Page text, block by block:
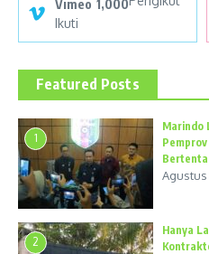
Vimeo 1,000
Ikuti
Featured Posts
1
Marindo
Agustus
2
Hanya